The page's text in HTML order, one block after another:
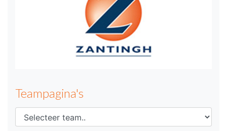
Teampagina's